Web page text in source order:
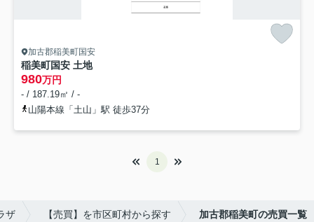
加古郡稲美町国安
稲美町国安 土地
980万円
- / 187.19㎡ / -
山陽本線「土山」駅 徒歩37分
1
ザ 【売買】を市区町村から探す 加古郡稲美町の売買一覧